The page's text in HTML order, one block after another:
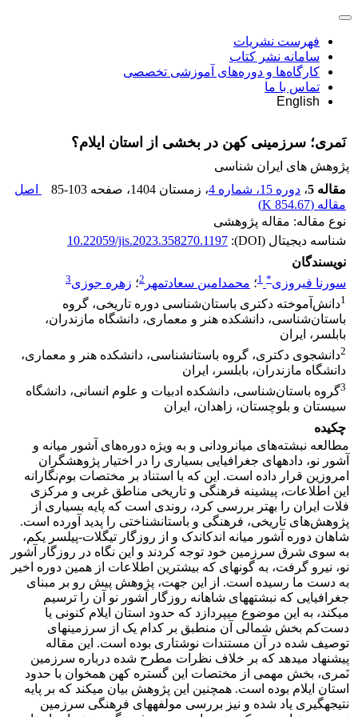
فهرست نشریات
سامانه نشر کتاب
کارگاه‌ها و دوره‌های آموزشی تخصصی
تماس با ما
English
نَمری؛ سرزمینی کهن در بخشی از استان ایلام؟
پژوهش های ایران شناسی
مقاله 5
، دوره 15، شماره 4 ، زمستان 1404 ، صفحه 85-103
اصل
مقاله (854.67 K
)
نوع مقاله: مقاله پژوهشی
شناسه دیجیتال (DOI):
10.22059/jis.2023.358270.1197
نویسندگان
سورنا فیروزی*
1؛ محمدامین سعادتمهر 2؛ زهره جوزی3
1دانش‌آموخته دکتری باستان‌شناسی دوره تاریخی، گروه
باستان‌شناسی، دانشکده هنر و معماری، دانشگاه مازندران،
بابلسر، ایران
2دانشجوی دکتری، گروه باستانشناسی، دانشکده هنر و معماری،
دانشگاه مازندران، بابلسر، ایران
3گروه باستان‌شناسی، دانشکده ادبیات و علوم انسانی، دانشگاه
سیستان و بلوچستان، زاهدان، ایران
چکیده
مطالعه نبشته‌های میان‎رودانی و به ویژه دوره‌های آشور میانه و
آشور نو، داده‎های جغرافیایی بسیاری را در اختیار پژوهشگران
امروزین قرار داده است. این که با استناد بر مختصات بوم‎‌نگارانه
این اطلاعات، پیشینه فرهنگی و تاریخی مناطق غربی و مرکزی
فلات ایران را بهتر بررسی کرد، روندی است که پایه بسیاری از
پژوهش‌های تاریخی، فرهنگی و باستان‎شناختی را پدید آورده است.
شاهان دوره آشور میانه اندک‎اندک و از روزگار تیگلات-پیلسر یکم،
به سوی شرق سرزمین خود توجه کردند و این نگاه در روزگار آشور
نو، نیرو گرفت، به گونه‎ای که بیشترین اطلاعات از همین دوره اخیر
به دست ما رسیده است. از این جهت، پژوهش پیش رو بر مبنای
جغرافیایی که نبشته‎های شاهانه روزگار آشور نو آن را ترسیم
می‎کند، به این موضوع می‎پردازد که حدود استان ایلام کنونی یا
‌دست‌کم بخش شمالی آن منطبق بر کدام یک از سرزمین‎های
توصیف شده در آن مستندات نوشتاری بوده است. این مقاله
پیشنهاد می‎دهد که بر خلاف نظرات مطرح شده درباره سرزمین
نَمری، بخش مهمی از مختصات این گستره کهن هم‎خوان با حدود
استان ایلام بوده است. همچنین این پژوهش بیان می‎کند که بر پایه
نتیجه‎گیری یاد شده و نیز بررسی مولفه‎های فرهنگی سرزمین